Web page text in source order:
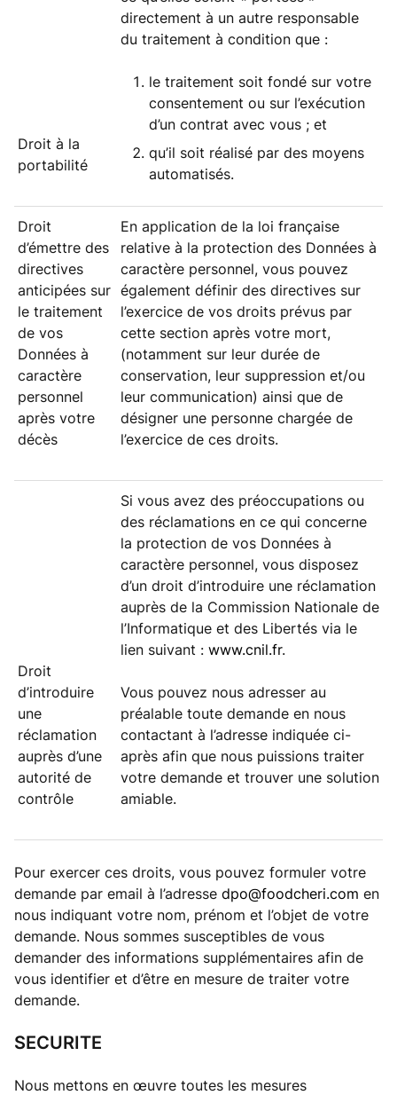
Droit à la
portabilité
directement à un autre responsable
du traitement à condition que :
le traitement soit fondé sur votre
consentement ou sur l’exécution
d’un contrat avec vous ; et
qu’il soit réalisé par des moyens
automatisés.
Droit
d’émettre des
directives
anticipées sur
le traitement
de vos
Données à
caractère
personnel
après votre
décès
En application de la loi française
relative à la protection des Données à
caractère personnel, vous pouvez
également définir des directives sur
l’exercice de vos droits prévus par
cette section après votre mort,
(notamment sur leur durée de
conservation, leur suppression et/ou
leur communication) ainsi que de
désigner une personne chargée de
l’exercice de ces droits.
Droit
d’introduire
une
réclamation
auprès d’une
autorité de
contrôle
Si vous avez des préoccupations ou
des réclamations en ce qui concerne
la protection de vos Données à
caractère personnel, vous disposez
d’un droit d’introduire une réclamation
auprès de la Commission Nationale de
l’Informatique et des Libertés via le
lien suivant : www.cnil.fr.
Vous pouvez nous adresser au
préalable toute demande en nous
contactant à l’adresse indiquée ci-
après afin que nous puissions traiter
votre demande et trouver une solution
amiable.
Pour exercer ces droits, vous pouvez formuler votre
demande par email à l’adresse dpo@foodcheri.com en
nous indiquant votre nom, prénom et l’objet de votre
demande. Nous sommes susceptibles de vous
demander des informations supplémentaires afin de
vous identifier et d’être en mesure de traiter votre
demande.
SECURITE
Nous mettons en œuvre toutes les mesures